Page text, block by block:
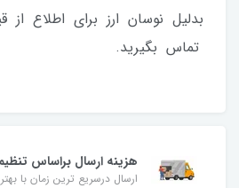
بدلیل نوسان ارز برای اطلاع
تماس
هزینه ارسال براساس
ارسال درسریع ترین زمان با